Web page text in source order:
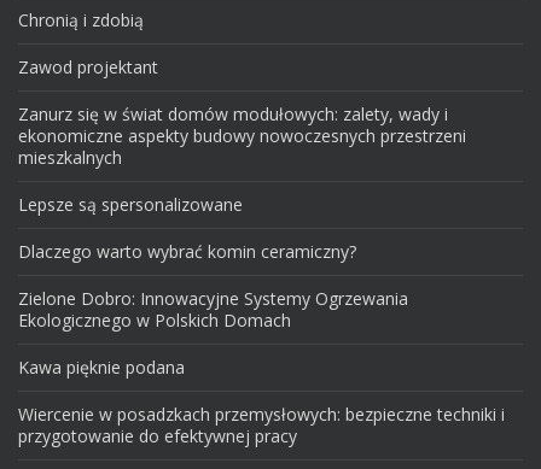
Chronią i zdobią
Zawod projektant
Zanurz się w świat domów modułowych: zalety, wady i
ekonomiczne aspekty budowy nowoczesnych przestrzeni
mieszkalnych
Lepsze są spersonalizowane
Dlaczego warto wybrać komin ceramiczny?
Zielone Dobro: Innowacyjne Systemy Ogrzewania
Ekologicznego w Polskich Domach
Kawa pięknie podana
Wiercenie w posadzkach przemysłowych: bezpieczne techniki i
przygotowanie do efektywnej pracy